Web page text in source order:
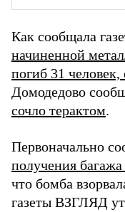
Как сообщала
начиненной
погиб 31
Домодедово
сочло терактом.
Первоначально
получения багажа
что бомба
газеты ВЗГЛЯД